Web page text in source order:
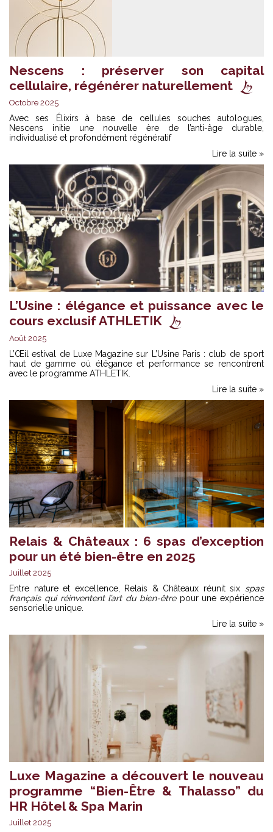
Nescens : préserver son capital
cellulaire, régénérer naturellement
Octobre 2025
Avec ses Élixirs à base de cellules souches autologues,
Nescens initie une nouvelle ère de l’anti-âge durable,
individualisé et profondément régénératif
Lire la suite »
L’Usine : élégance et puissance avec le
cours exclusif ATHLETIK
Août 2025
L’Œil estival de Luxe Magazine sur L’Usine Paris : club de sport
haut de gamme où élégance et performance se rencontrent
avec le programme ATHLETIK.
Lire la suite »
Relais & Châteaux : 6 spas d’exception
pour un été bien-être en 2025
Juillet 2025
Entre nature et excellence, Relais & Châteaux réunit six spas
français qui réinventent l’art du bien-êtrepour une expérience
sensorielle unique.
Lire la suite »
Luxe Magazine a découvert le nouveau
programme “Bien-Être & Thalasso” du
HR Hôtel & Spa Marin
Juillet 2025